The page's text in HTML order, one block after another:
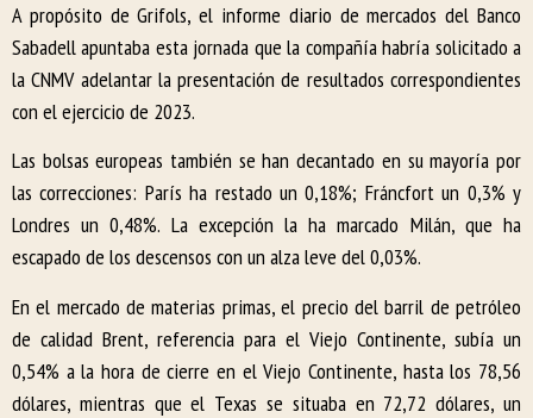
A propósito de Grifols, el informe diario de mercados del Banco
Sabadell apuntaba esta jornada que la compañía habría solicitado a
la CNMV adelantar la presentación de resultados correspondientes
con el ejercicio de 2023.
Las bolsas europeas también se han decantado en su mayoría por
las correcciones: París ha restado un 0,18%; Fráncfort un 0,3% y
Londres un 0,48%. La excepción la ha marcado Milán, que ha
escapado de los descensos con un alza leve del 0,03%.
En el mercado de materias primas, el precio del barril de petróleo
de calidad Brent, referencia para el Viejo Continente, subía un
0,54% a la hora de cierre en el Viejo Continente, hasta los 78,56
dólares, mientras que el Texas se situaba en 72,72 dólares, un